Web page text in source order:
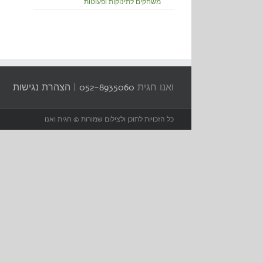
ואנו חגית 052-8935060
| הצהרת נגישות
כל הזכויות לתוכן ולצילום שמורות © חגית ואנו